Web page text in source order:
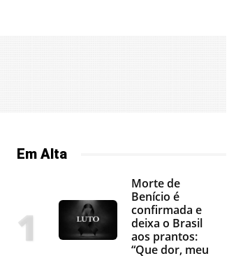
Em Alta
Morte de
Benício é
confirmada e
deixa o Brasil
aos prantos:
“Que dor, meu